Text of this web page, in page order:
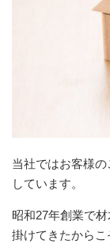
当社ではお客様
しています。
昭和27年創業で
掛けてきたからこ